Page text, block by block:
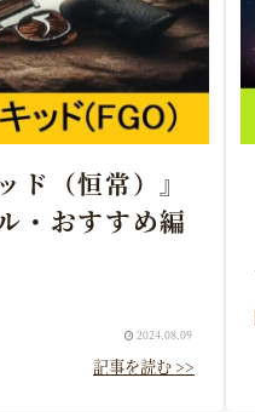
ド（恒常）』
・おすすめ編
2024.08.09